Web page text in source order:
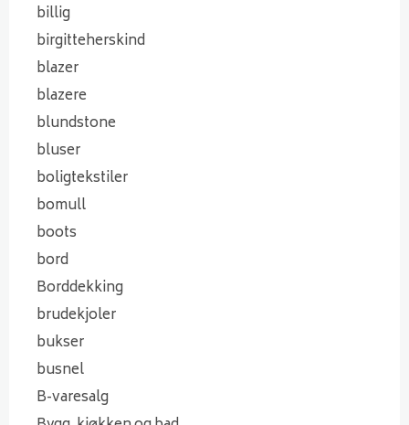
billig
birgitteherskind
blazer
blazere
blundstone
bluser
boligtekstiler
bomull
boots
bord
Borddekking
brudekjoler
bukser
busnel
B-varesalg